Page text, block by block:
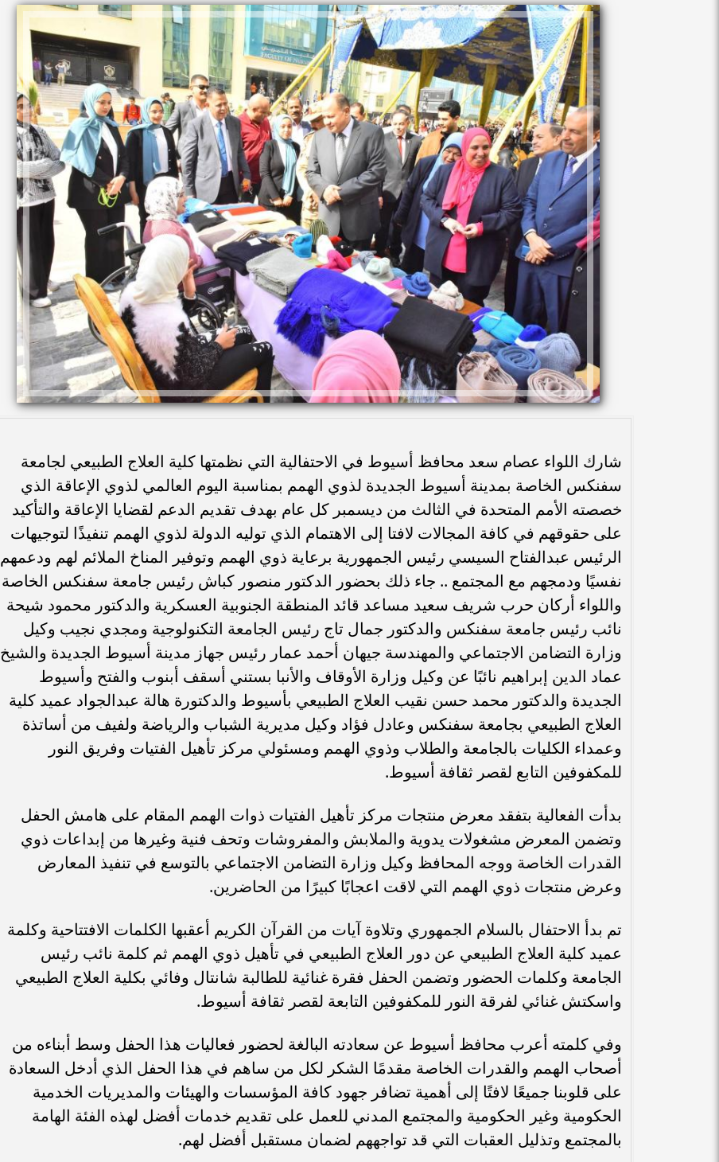
شارك اللواء عصام سعد محافظ أسيوط في الاحتفالية التي نظمتها كلية العلاج الطبيعي لجامعة
سفنكس الخاصة بمدينة أسيوط الجديدة لذوي الهمم بمناسبة اليوم العالمي لذوي الإعاقة الذي
خصصته الأمم المتحدة في الثالث من ديسمبر كل عام بهدف تقديم الدعم لقضايا الإعاقة والتأكيد
على حقوقهم في كافة المجالات لافتا إلى الاهتمام الذي توليه الدولة لذوي الهمم تنفيذًا لتوجيهات
الرئيس عبدالفتاح السيسي رئيس الجمهورية برعاية ذوي الهمم وتوفير المناخ الملائم لهم ودعمهم
نفسيًا ودمجهم مع المجتمع .. جاء ذلك بحضور الدكتور منصور كباش رئيس جامعة سفنكس الخاصة
واللواء أركان حرب شريف سعيد مساعد قائد المنطقة الجنوبية العسكرية والدكتور محمود شيحة
نائب رئيس جامعة سفنكس والدكتور جمال تاج رئيس الجامعة التكنولوجية ومجدي نجيب وكيل
وزارة التضامن الاجتماعي والمهندسة جيهان أحمد عمار رئيس جهاز مدينة أسيوط الجديدة والشيخ
عماد الدين إبراهيم نائبًا عن وكيل وزارة الأوقاف والأنبا بستني أسقف أبنوب والفتح وأسيوط
الجديدة والدكتور محمد حسن نقيب العلاج الطبيعي بأسيوط والدكتورة هالة عبدالجواد عميد كلية
العلاج الطبيعي بجامعة سفنكس وعادل فؤاد وكيل مديرية الشباب والرياضة ولفيف من أساتذة
وعمداء الكليات بالجامعة والطلاب وذوي الهمم ومسئولي مركز تأهيل الفتيات وفريق النور
للمكفوفين التابع لقصر ثقافة أسيوط.
بدأت الفعالية بتفقد معرض منتجات مركز تأهيل الفتيات ذوات الهمم المقام على هامش الحفل
وتضمن المعرض مشغولات يدوية والملابش والمفروشات وتحف فنية وغيرها من إبداعات ذوي
القدرات الخاصة ووجه المحافظ وكيل وزارة التضامن الاجتماعي بالتوسع في تنفيذ المعارض
وعرض منتجات ذوي الهمم التي لاقت اعجابًا كبيرًا من الحاضرين.
تم بدأ الاحتفال بالسلام الجمهوري وتلاوة آيات من القرآن الكريم أعقبها الكلمات الافتتاحية وكلمة
عميد كلية العلاج الطبيعي عن دور العلاج الطبيعي في تأهيل ذوي الهمم ثم كلمة نائب رئيس
الجامعة وكلمات الحضور وتضمن الحفل فقرة غنائية للطالبة شانتال وفائي بكلية العلاج الطبيعي
واسكتش غنائي لفرقة النور للمكفوفين التابعة لقصر ثقافة أسيوط.
وفي كلمته أعرب محافظ أسيوط عن سعادته البالغة لحضور فعاليات هذا الحفل وسط أبناءه من
أصحاب الهمم والقدرات الخاصة مقدمًا الشكر لكل من ساهم في هذا الحفل الذي أدخل السعادة
على قلوبنا جميعًا لافتًا إلى أهمية تضافر جهود كافة المؤسسات والهيئات والمديريات الخدمية
الحكومية وغير الحكومية والمجتمع المدني للعمل على تقديم خدمات أفضل لهذه الفئة الهامة
بالمجتمع وتذليل العقبات التي قد تواجههم لضمان مستقبل أفضل لهم.